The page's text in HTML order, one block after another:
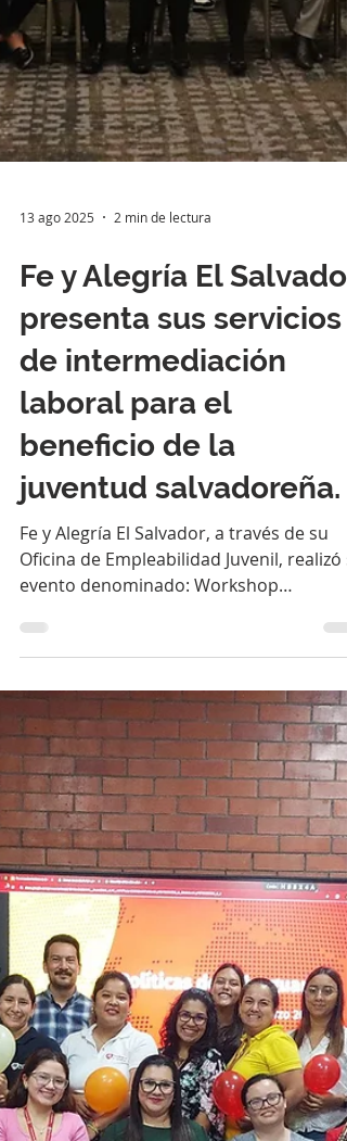
13 ago 2025 2 min de lectura
Fe y Alegría El Salvador
presenta sus servicios
de intermediación
laboral para el
beneficio de la
juventud salvadoreña.
Fe y Alegría El Salvador, a través de su
Oficina de Empleabilidad Juvenil, realizó
evento denominado: Workshop
Empresarial “Más allá...